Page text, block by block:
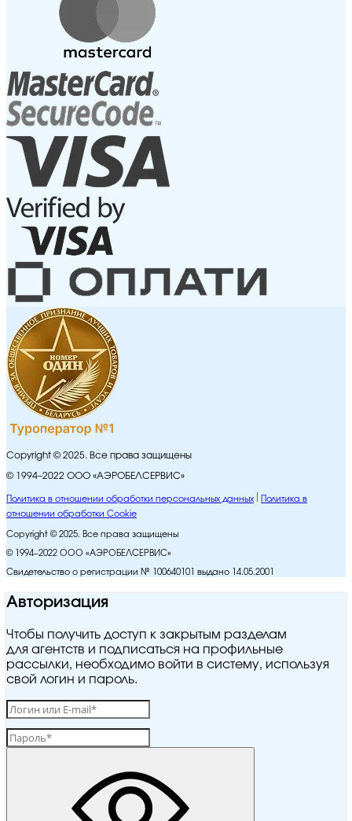
Copyright © 2025. Все права защищены
© 1994–2022 ООО «АЭРОБЕЛСЕРВИС»
Политика в отношении обработки персональных данных
Политика в
отношении обработки Cookie
Copyright © 2025. Все права защищены
© 1994–2022 ООО «АЭРОБЕЛСЕРВИС»
Свидетельство о регистрации № 100640101 выдано 14.05.2001
Авторизация
Чтобы получить доступ к закрытым разделам
для агентств и подписаться на профильные
рассылки, необходимо войти в систему, используя
свой логин и пароль.